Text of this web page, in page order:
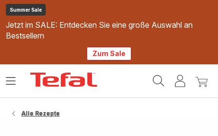
Summer Sale
Jetzt im SALE: Entdecken Sie eine große Auswahl an
Bestsellern
Zum Sale
Mein
Mein
Das
Alle Rezepte